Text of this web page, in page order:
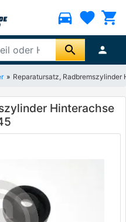
directions_car favorite shopping_cart
search person
Reparatursatz, Radbremszylinder
Hinterachse